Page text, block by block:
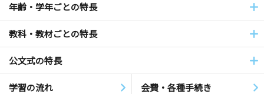
年齢・学年ごとの特長
教科・教材ごとの特長
公文式の特長
学習の流れ 会費・各種手続き